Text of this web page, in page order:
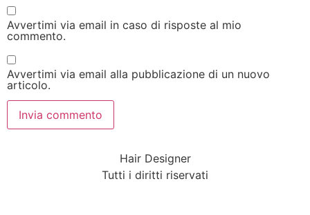
Avvertimi via email in caso di risposte al mio
commento.
Avvertimi via email alla pubblicazione di un nuovo
articolo.
Hair Designer
Tutti i diritti riservati